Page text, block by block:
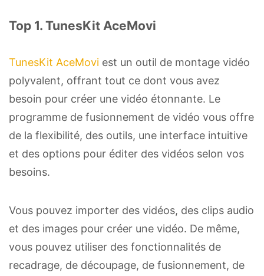
Top 1. TunesKit AceMovi
TunesKit AceMovi est un outil de montage vidéo
polyvalent, offrant tout ce dont vous avez
besoin pour créer une vidéo étonnante. Le
programme de fusionnement de vidéo vous offre
de la flexibilité, des outils, une interface intuitive
et des options pour éditer des vidéos selon vos
besoins.
Vous pouvez importer des vidéos, des clips audio
et des images pour créer une vidéo. De même,
vous pouvez utiliser des fonctionnalités de
recadrage, de découpage, de fusionnement, de